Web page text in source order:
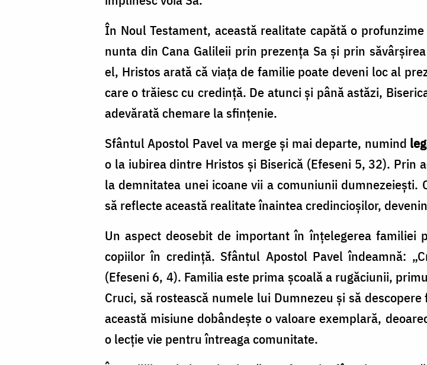
În Noul Testament, această realitate capătă o
nunta din Cana Galileii prin prezența Sa și prin
el, Hristos arată că viața de familie poate deveni loc al
care o trăiesc cu credință. De atunci și până astăzi,
adevărată chemare la sfințenie.
Sfântul Apostol Pavel va merge și mai departe, numind
o la iubirea dintre Hristos și Biserică (Efeseni 5, 32). Prin
la demnitatea unei icoane vii a comuniunii
să reflecte această realitate înaintea credincioșilor,
Un aspect deosebit de important în înțelegerea familiei
copiilor în credință. Sfântul Apostol Pavel îndeamnă:
(Efeseni 6, 4). Familia este prima școală a rugăciunii,
Cruci, să rostească numele lui Dumnezeu și să
această misiune dobândește o valoare exemplară,
o lecție vie pentru întreaga comunitate.